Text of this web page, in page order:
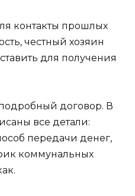
контакты прошлых
честный хозяин
для получения
договор. В
все детали:
передачи денег,
коммунальных